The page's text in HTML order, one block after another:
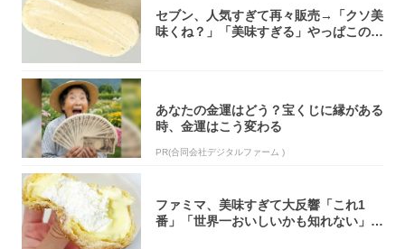
セブン、人気すぎて再々販売→「クソ美
味くね？」「美味すぎる」やっぱこのク
あなたの金運はどう？宝くじに縁がある
時、金運はこう変わる
PR(合同会社デジタルファーム )
ファミマ、美味すぎて大反響「これ1
番」「世界一おいしいかも知れない」